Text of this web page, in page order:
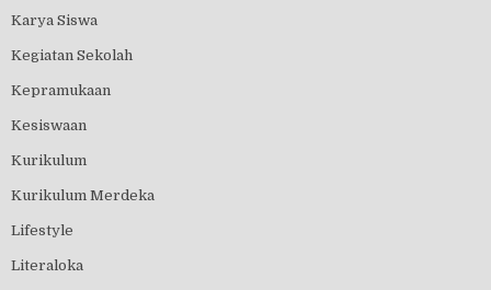
Karya Siswa
Kegiatan Sekolah
Kepramukaan
Kesiswaan
Kurikulum
Kurikulum Merdeka
Lifestyle
Literaloka